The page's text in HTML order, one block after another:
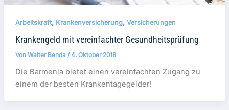
Arbeitskraft, Krankenversicherung, Versicherungen
Krankengeld mit vereinfachter Gesundheitsprüfung
Von Walter Benda /4. Oktober 2018
Die Barmenia bietet einen vereinfachten Zugang zu
einem der besten Krankentagegelder!